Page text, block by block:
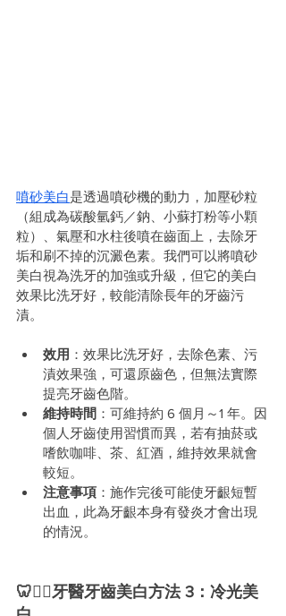
噴砂美白是透過噴砂機的動力，加壓砂粒
（組成為碳酸氫鈣／鈉、小蘇打粉等小顆
粒）、氣壓和水柱後噴在齒面上，去除牙
垢和刷不掉的沉澱色素。我們可以將噴砂
美白視為洗牙的加強或升級，但它的美白
效果比洗牙好，較能清除長年的牙齒污
漬。
效用 ：效果比洗牙好，去除色素、污
漬效果強，可還原齒色，但無法實際
提亮牙齒色階。
維持時間 ：可維持約 6 個月～1 年。因
個人牙齒使用習慣而異，若有抽菸或
嗜飲咖啡、茶、紅酒，維持效果就會
較短。
注意事項 ：施作完後可能使牙齦短暫
出血，此為牙齦本身有發炎才會出現
的情況。
🦷🧑‍⚕️牙醫牙齒美白方法 3：冷光美